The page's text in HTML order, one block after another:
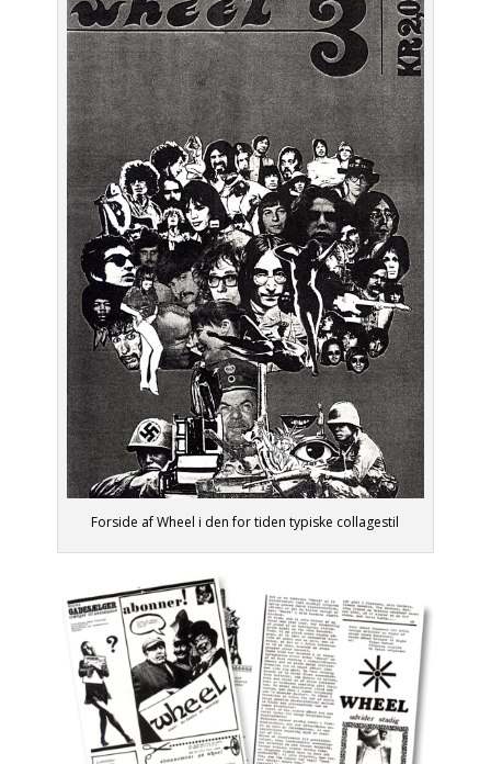
Forside af Wheel i den for tiden typiske collagestil